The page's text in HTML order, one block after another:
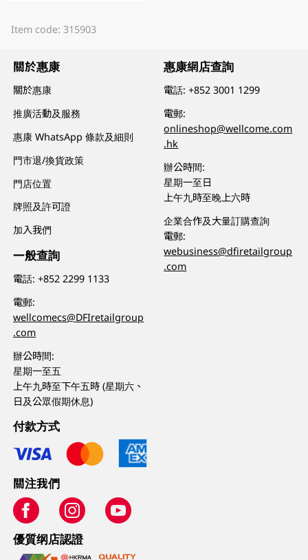
Item code: 315903
關於惠康
關於惠康
推廣活動及服務
惠康 WhatsApp 條款及細則
門市退/換貨政策
門店位置
牌照及許可證
加入我們
一般查詢
電話:+852 2299 1133
電郵:
wellcomecs@DFIretailgroup
.com
辦公時間:
星期一至五
上午九時至下午五時 (星期六、
日及公眾假期休息)
惠康網店查詢
電話:+852 3001 1299
電郵:
onlineshop@wellcome.com
.hk
辦公時間:
星期一至日
上午九時至晚上六時
企業合作及大量訂購查詢
電郵:
webusiness@dfiretailgroup
.com
付款方式
關注我們
優質纲店認證